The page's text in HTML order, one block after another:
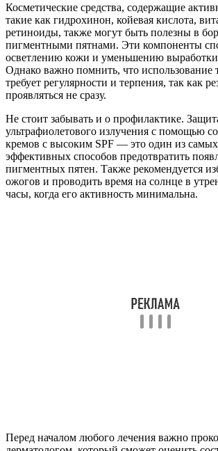
Косметические средства, содержащие
такие как гидрохинон, койевая кислота,
ретиноиды, также могут быть полезны в
пигментными пятнами. Эти компоненты
осветлению кожи и уменьшению
Однако важно помнить, что использование
требует регулярности и терпения, так как
проявляться не сразу.
Не стоит забывать и о профилактике.
ультрафиолетового излучения с помощью
кремов с высоким SPF — это один из
эффективных способов предотвратить
пигментных пятен. Также рекомендуется
ожогов и проводить время на солнце в
часы, когда его активность минимальна.
Перед началом любого лечения важно